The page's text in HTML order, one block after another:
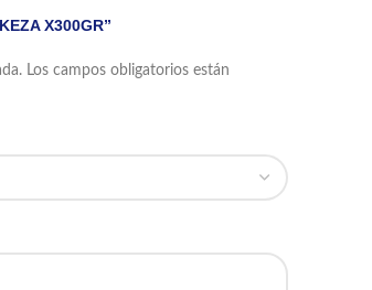
X300GR”
Los campos obligatorios están